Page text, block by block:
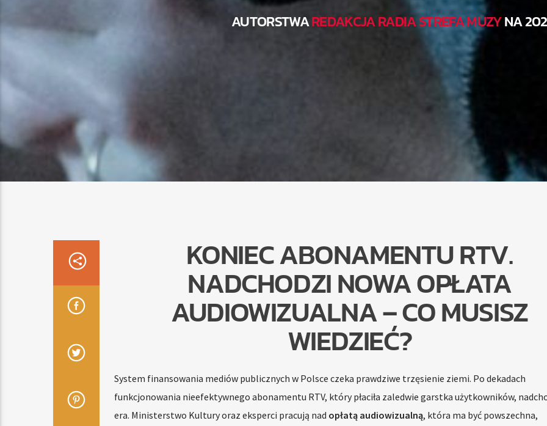
AUTORSTWAREDAKCJA RADIA STREFA MUZYNA
KONIEC ABONAMENTU RTV.
NADCHODZI NOWA OPŁATA
AUDIOWIZUALNA – CO MUSISZ
WIEDZIEĆ?
System finansowania mediów publicznych w Polsce czeka prawdziwe trzęsienie ziemi. Po dekadach
funkcjonowania nieefektywnego abonamentu RTV, który płaciła zaledwie garstka użytkowników,
era. Ministerstwo Kultury oraz eksperci pracują nad opłatą audiowizualną, która ma być powszechna,